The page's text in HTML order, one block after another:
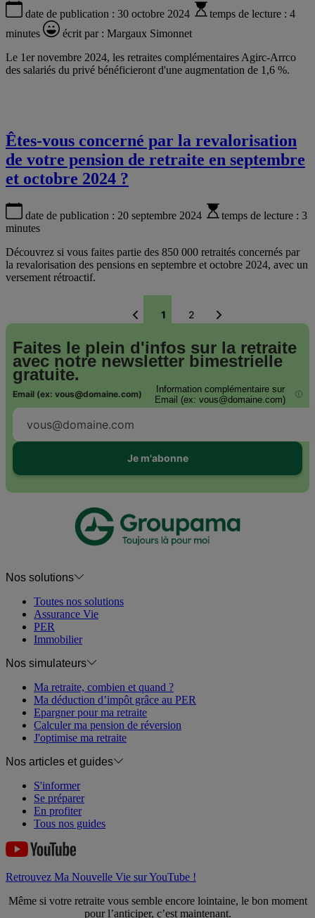
date de publication : 30 octobre 2024 temps de lecture : 4
minutes
écrit par : Margaux Simonnet
Le 1er novembre 2024, les retraites complémentaires Agirc-Arrco
des salariés du privé bénéficieront d'une augmentation de 1,6 %.
Êtes-vous concerné par la revalorisation
de votre pension de retraite en septembre
et octobre 2024 ?
date de publication : 20 septembre 2024 temps de lecture : 3
minutes
Découvrez si vous faites partie des 850 000 retraités concernés par
la revalorisation des pensions en septembre et octobre 2024, avec un
versement rétroactif.
Pagination
Précédent
Page
1 Page
2 Suivant
Faites le plein d'infos sur la retraite
avec notre newsletter bimestrielle
gratuite.
Email (ex: vous@domaine.com)
Information complémentaire sur
Email (ex: vous@domaine.com)
i
Je m'abonne
Nos solutions
Toutes nos solutions
Assurance Vie
PER
Immobilier
Nos simulateurs
Ma retraite, combien et quand ?
Ma déduction d’impôt grâce au PER
Epargner pour ma retraite
Calculer ma pension de réversion
J'optimise ma retraite
Nos articles et guides
S'informer
Se préparer
En profiter
Tous nos guides
Retrouvez Ma Nouvelle Vie sur YouTube !
Même si votre retraite vous semble encore lointaine, le bon moment
pour l’anticiper, c’est maintenant.